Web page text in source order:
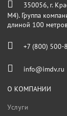
350056, г.
М4). Группа
длиной 100
+7 (800) 500-
info@imdv.ru
О КОМПАНИИ
Услуги